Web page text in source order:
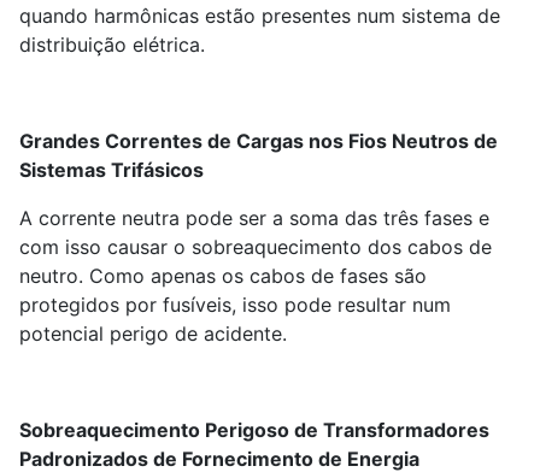
quando harmônicas estão presentes num sistema de
distribuição elétrica.
Grandes Correntes de Cargas nos Fios Neutros de
Sistemas Trifásicos
A corrente neutra pode ser a soma das três fases e
com isso causar o sobreaquecimento dos cabos de
neutro. Como apenas os cabos de fases são
protegidos por fusíveis, isso pode resultar num
potencial perigo de acidente.
Sobreaquecimento Perigoso de Transformadores
Padronizados de Fornecimento de Energia